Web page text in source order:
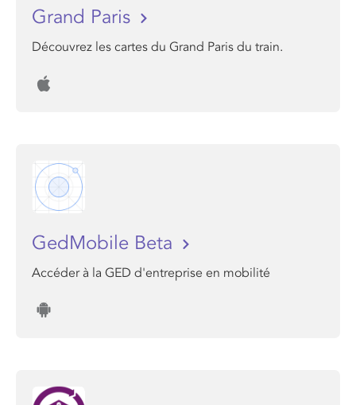
Grand Paris
Découvrez les cartes du Grand Paris du train.
GedMobile Beta
Accéder à la GED d'entreprise en mobilité